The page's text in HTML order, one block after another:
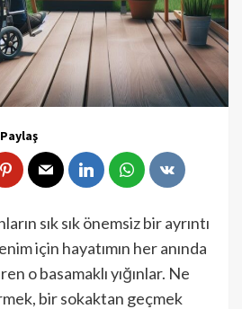
sık sık önemsiz bir ayrıntı
için hayatımın her anında
o basamaklı yığınlar. Ne
bir sokaktan geçmek